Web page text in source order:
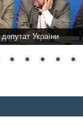
України